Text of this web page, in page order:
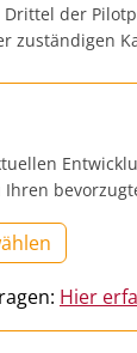
der
zuständigen
Hier